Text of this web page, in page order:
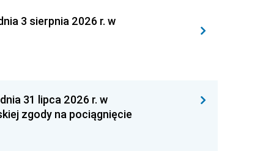
3 sierpnia 2026 r. w
31 lipca 2026 r. w
zgody na pociągnięcie